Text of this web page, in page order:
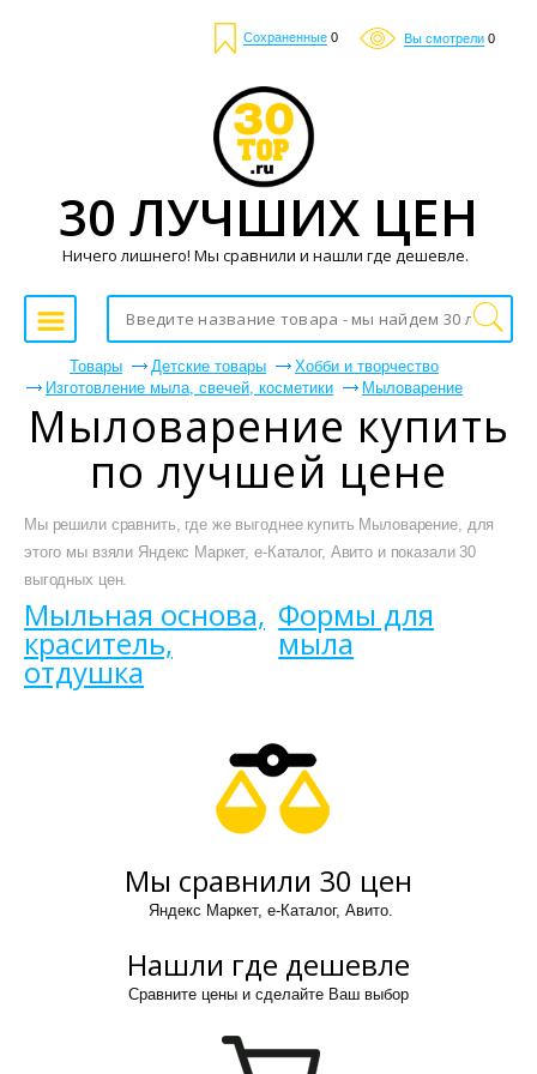
Сохраненные 0 Вы смотрели 0
Товары Детские товары
Хобби и творчество
Изготовление мыла, свечей, косметики
Мыловарение
Мыловарение купить
по лучшей цене
Мы решили сравнить, где же выгоднее купить Мыловарение, для
этого мы взяли Яндекс Маркет, е-Каталог, Авито и показали 30
выгодных цен.
Мыльная основа,
краситель,
отдушка
Формы для
мыла
Мы сравнили 30 цен
Яндекс Маркет, е-Каталог, Авито.
Нашли где дешевле
Сравните цены и сделайте Ваш выбор
30 ЛУЧШИХ ЦЕН
Ничего лишнего! Мы сравнили и нашли где дешевле.